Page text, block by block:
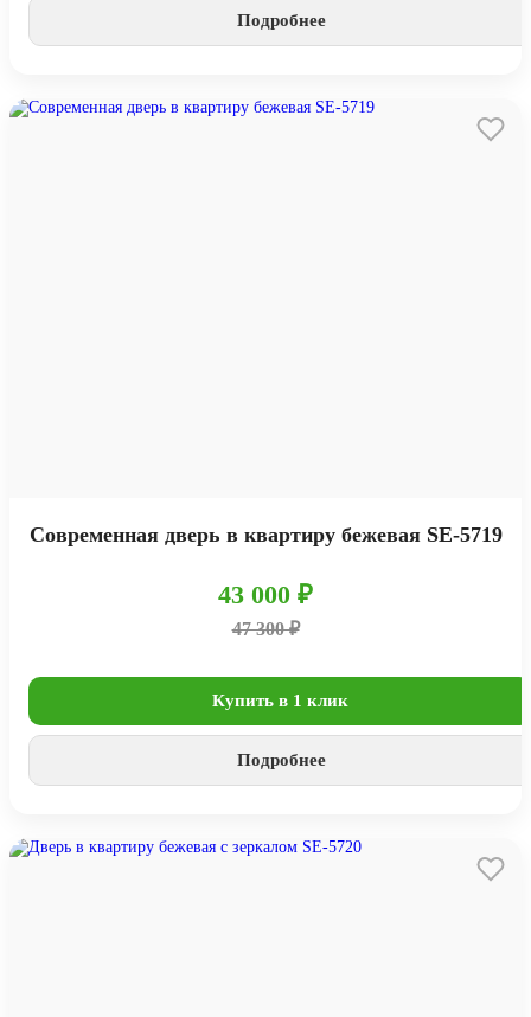
Подробнее
Современная дверь в квартиру бежевая SE-5719
43 000 ₽
47 300 ₽
Купить в 1 клик
Подробнее